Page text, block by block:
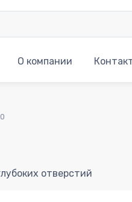
О компании
отверстий